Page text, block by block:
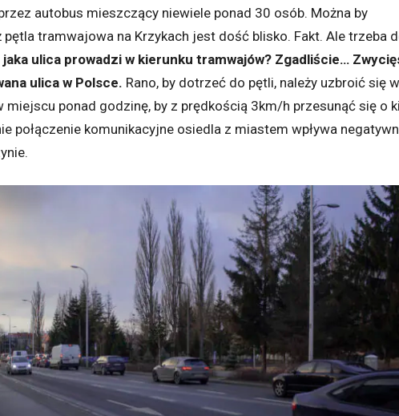
autobus mieszczący niewiele ponad 30 osób. Można by
pętla tramwajowa na Krzykach jest dość blisko. Fakt. Ale trzeba
jaka ulica prowadzi w kierunku tramwajów? Zgadliście…
ulica w Polsce. Rano, by dotrzeć do pętli, należy uzbroić się w
ponad godzinę, by z prędkością 3km/h przesunąć się o
połączenie komunikacyjne osiedla z miastem wpływa